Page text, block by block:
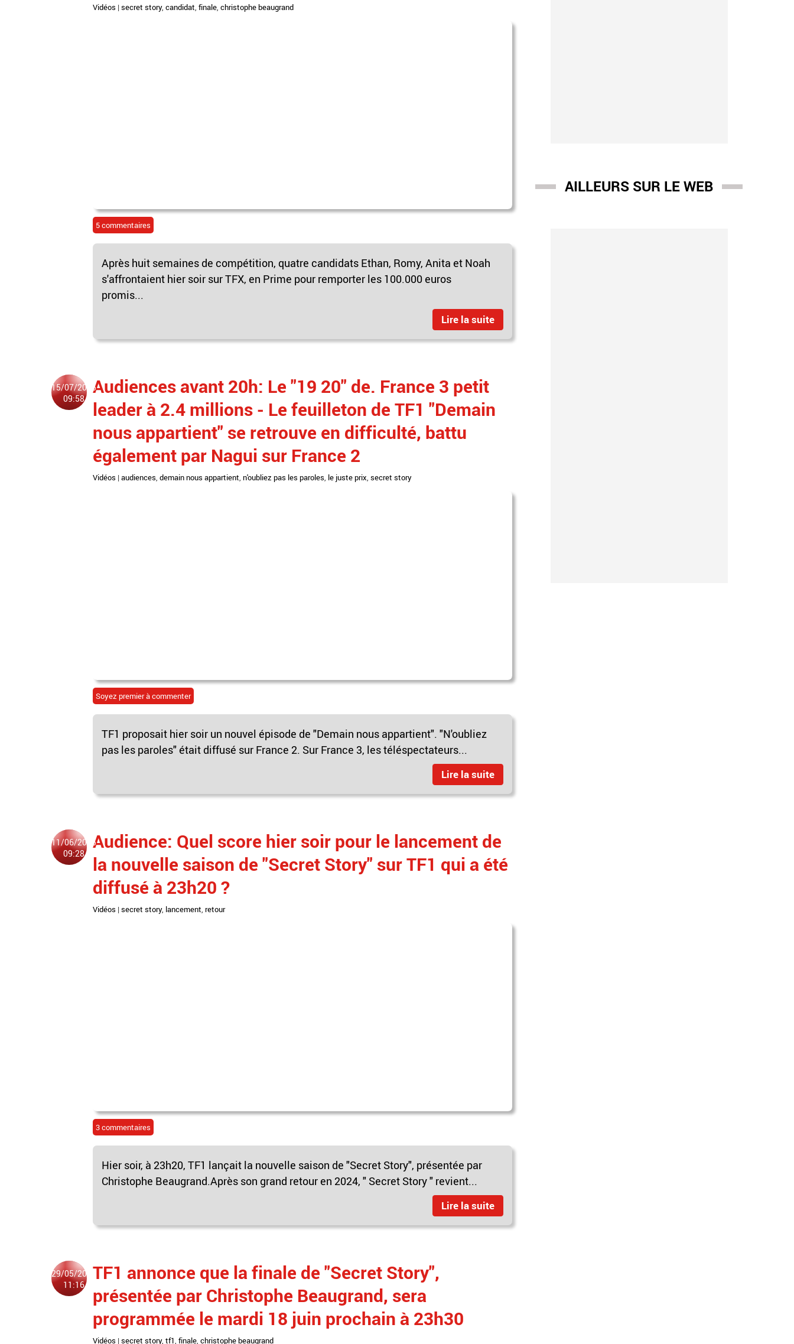
Vidéos | secret story, candidat finale christophe beaugrand
5 commentaires
Après huit semaines de compétition, quatre candidats Ethan, Romy, Anita et Noah
s'affrontaient hier soir sur TFX, en Prime pour remporter les 100.000 euros
promis...
Lire la suite
15/07/2025
09:58
Audiences avant 20h: Le "19 20" de. France 3 petit
leader à 2.4 millions - Le feuilleton de TF1 "Demain
nous appartient" se retrouve en difficulté, battu
également par Nagui sur France 2
Vidéos | audiences, demain nous appartient, n'oubliez pas les paroles, le juste prix, secret story
Soyez premier à commenter
TF1 proposait hier soir un nouvel épisode de "Demain nous appartient". "N'oubliez
pas les paroles" était diffusé sur France 2. Sur France 3, les téléspectateurs...
Lire la suite
11/06/2025
09:28
Audience: Quel score hier soir pour le lancement de
la nouvelle saison de "Secret Story" sur TF1 qui a été
diffusé à 23h20 ?
Vidéos | secret story, lancement retour
3 commentaires
Hier soir, à 23h20, TF1 lançait la nouvelle saison de "Secret Story", présentée par
Christophe Beaugrand.Après son grand retour en 2024, " Secret Story " revient...
Lire la suite
29/05/2024
11:16
TF1 annonce que la finale de "Secret Story",
présentée par Christophe Beaugrand, sera
programmée le mardi 18 juin prochain à 23h30
Vidéos | secret story, tf1, finale, christophe beaugrand
AILLEURS SUR LE WEB